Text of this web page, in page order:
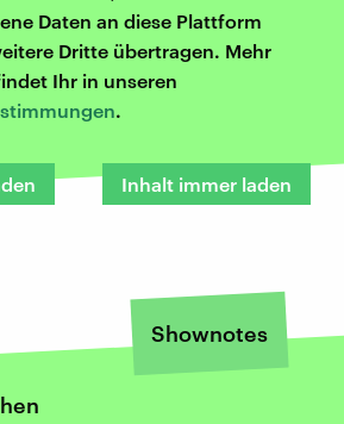
Daten an diese Plattform
Dritte übertragen. Mehr
Ihr in unseren
.
Inhalt immer laden
Shownotes